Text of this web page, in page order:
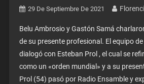
29 De Septiembre De 2021
Belu Ambrosio y Gastón Samá
de su presente profesional. El equipo
dialogó con Esteban Prol , el cual se
como un «orden mundial» y a su
Prol (54) pasó por Radio Ensamble y